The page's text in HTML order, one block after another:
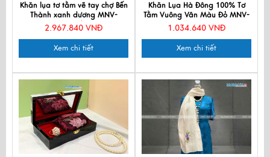
Khăn lụa tơ tằm vẽ tay chợ Bến
Thành xanh dương MNV-
PT70180/10.3
2.967.840 VNĐ
Xem chi tiết
Khăn Lụa Hà Đông 100% Tơ
Tằm Vuông Vân Màu Đỏ MNV-
KLLS8585
1.034.640 VNĐ
Xem chi tiết